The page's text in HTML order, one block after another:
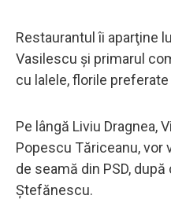
Restaurantul îi aparţine
Vasilescu şi primarul
cu lalele, florile preferate
Pe lângă Liviu Dragnea,
Popescu Tăriceanu, vor
de seamă din PSD,
Ştefănescu.